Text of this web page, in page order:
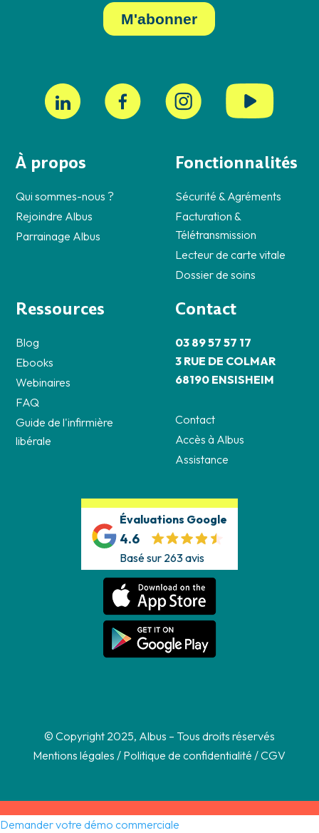
À propos
Qui sommes-nous ?
Rejoindre Albus
Parrainage Albus
Fonctionnalités
Sécurité & Agréments
Facturation &
Télétransmission
Lecteur de carte vitale
Dossier de soins
Ressources
Blog
Ebooks
Webinaires
FAQ
Guide de l'infirmière
libérale
Contact
03 89 57 57 17
3 RUE DE COLMAR
68190 ENSISHEIM
Contact
Accès à Albus
Assistance
Évaluations Google
4.6
Basé sur 263 avis
© Copyright 2025, Albus – Tous droits réservés
Mentions légales / Politique de confidentialité /CGV
Demander votre démo commerciale